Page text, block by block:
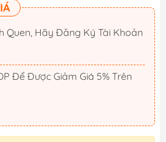
Quen, Hãy Đăng Ký Tài Khoản
Để Được Giảm Giá 5% Trên